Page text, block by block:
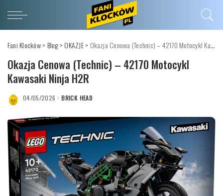
Fani Klocków> Blog> OKAZJE> Okazja Cenowa (Technic) – 42170 Motocykl Kawasaki Ninja H2R
Okazja Cenowa (Technic) – 42170 Motocykl
Kawasaki Ninja H2R
04/05/2026 POSTED
BRICK HEAD